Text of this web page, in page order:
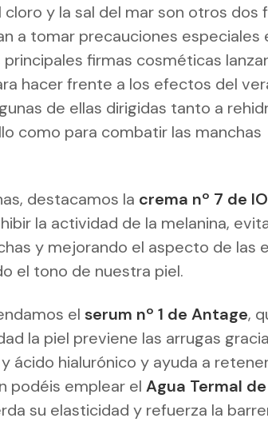
cloro y la sal del mar son otros dos
a tomar precauciones especiales
firmas cosméticas
hacer frente a los efectos del
de ellas dirigidas tanto a
como para combatir las manchas
destacamos la crema nº 7 de
la actividad de la melanina,
y mejorando el aspecto de las
el tono de nuestra piel.
el serum nº 1 de Antage,
la piel previene las arrugas
ácido hialurónico y ayuda a
podéis emplear el Agua Termal
su elasticidad y refuerza la